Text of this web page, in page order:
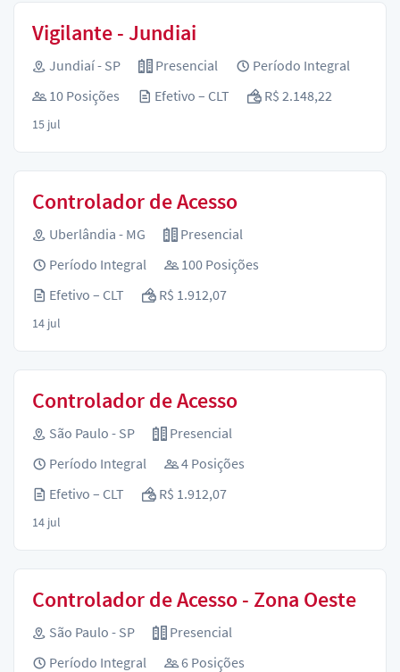
Vigilante - Jundiai
Jundiaí - SP Presencial
Período Integral
10 Posições
Efetivo – CLT R$ 2.148,22
15 jul
Controlador de Acesso
Uberlândia - MG
Presencial
Período Integral
100 Posições
Efetivo – CLT
R$ 1.912,07
14 jul
Controlador de Acesso
São Paulo - SP
Presencial
Período Integral
4 Posições
Efetivo – CLT
R$ 1.912,07
14 jul
Controlador de Acesso - Zona Oeste
São Paulo - SP
Presencial
Período Integral
6 Posições